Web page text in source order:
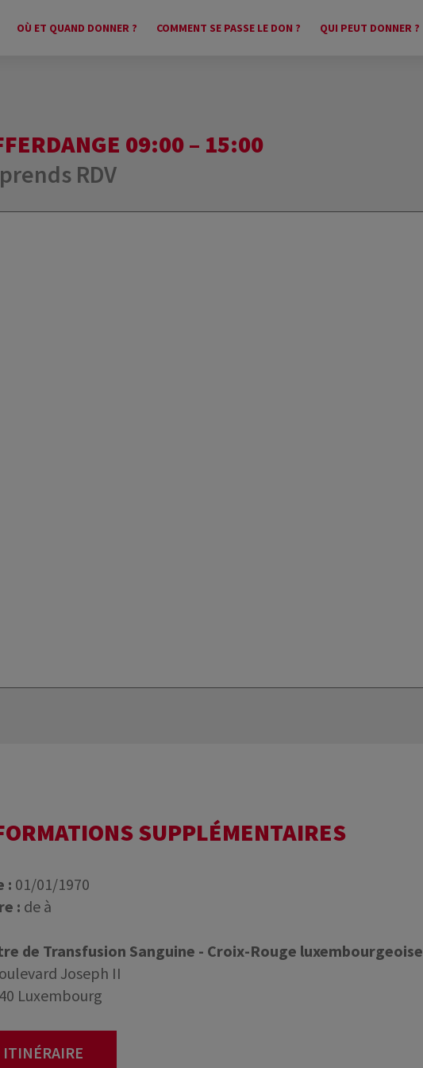
OÙ ET QUAND DONNER ? COMMENT SE PASSE LE DON ? QUI PEUT DONNER ?
09:00 – 15:00
RDV
SUPPLÉMENTAIRES
: 01/01/1970
: de à
de Transfusion Sanguine - Croix-Rouge luxembourgeoise
Joseph II
Luxembourg
ITINÉRAIRE